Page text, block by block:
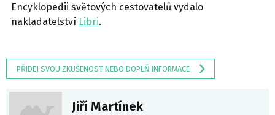
Encyklopedii světových cestovatelů vydalo
nakladatelství Libri.
PŘIDEJ SVOU ZKUŠENOST NEBO DOPLŇ INFORMACE
Jiří Martínek